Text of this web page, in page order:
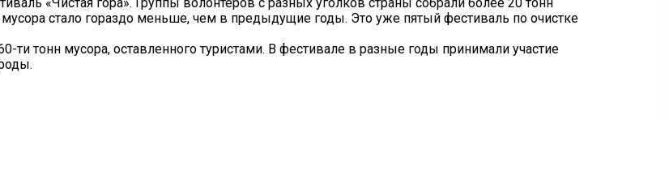
мусора стало гораздо меньше, чем в предыдущие годы. Это уже пятый фестиваль по очистке
тонн мусора, оставленного туристами. В фестивале в разные годы принимали участие